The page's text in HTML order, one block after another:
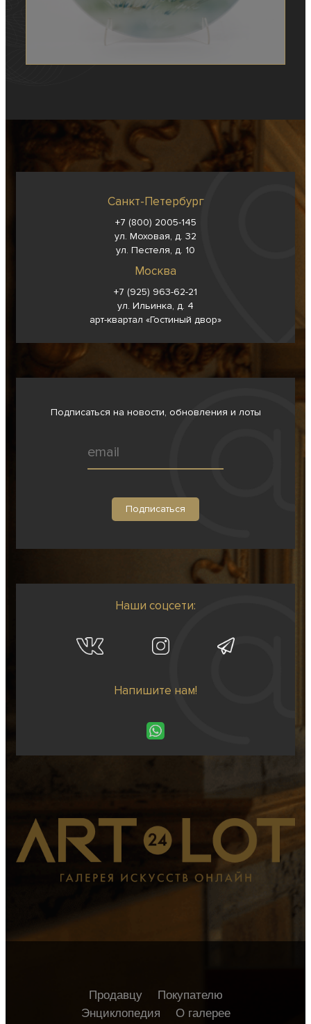
Санкт-Петербург
+7 (800) 2005-145
ул. Моховая, д. 32
ул. Пестеля, д. 10
Москва
+7 (925) 963-62-21
ул. Ильинка, д. 4
арт-квартал «Гостиный двор»
Подписаться на новости, обновления и лоты
Наши соцсети:
Напишите нам!
Продавцу
Покупателю
Энциклопедия
О галерее